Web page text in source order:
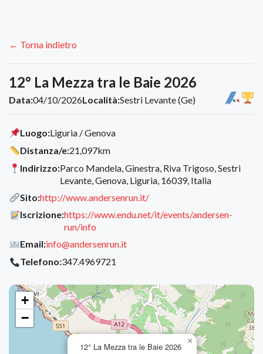
← Torna indietro
12° La Mezza tra le Baie 2026
Data:04/10/2026Località:Sestri Levante (Ge)
Luogo:Liguria / Genova
Distanza/e:21,097km
Indirizzo:Parco Mandela, Ginestra, Riva Trigoso, Sestri
Levante, Genova, Liguria, 16039, Italia
Sito:http://www.andersenrun.it/
Iscrizione:https://www.endu.net/it/events/andersen-
run/info
Email:info@andersenrun.it
Telefono:347.4969721
12° La Mezza tra le Baie 2026
×
+
−